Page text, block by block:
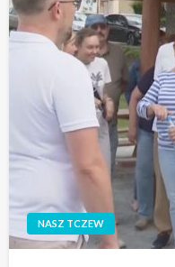
NASZ TCZEW